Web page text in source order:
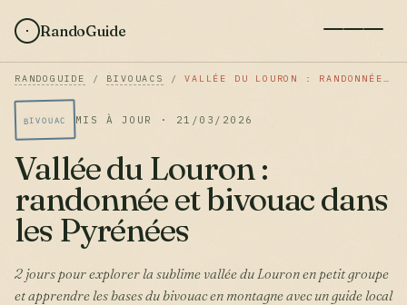
RandoGuide
RANDOGUIDE / BIVOUACS /VALLÉE DU LOURON : RANDONNÉE ET BIVOUAC DANS LES PYRÉNÉES
BIVOUAC MIS À JOUR · 21/03/2026
Vallée du Louron :
randonnée et bivouac dans
les Pyrénées
2 jours pour explorer la sublime vallée du Louron en petit groupe
et apprendre les bases du bivouac en montagne avec un guide local